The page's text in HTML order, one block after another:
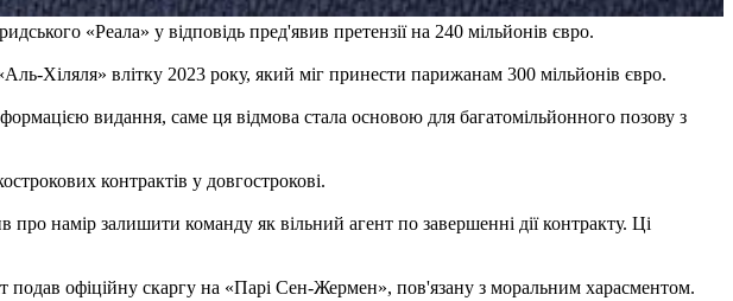
«Реала» у відповідь пред'явив претензії на 240 мільйонів євро.
Хіляля» влітку 2023 року, який міг принести парижанам 300 мільйонів євро.
видання, саме ця відмова стала основою для багатомільйонного позову з
контрактів у довгострокові.
намір залишити команду як вільний агент по завершенні дії контракту. Ці
офіційну скаргу на «Парі Сен-Жермен», пов'язану з моральним харасментом.